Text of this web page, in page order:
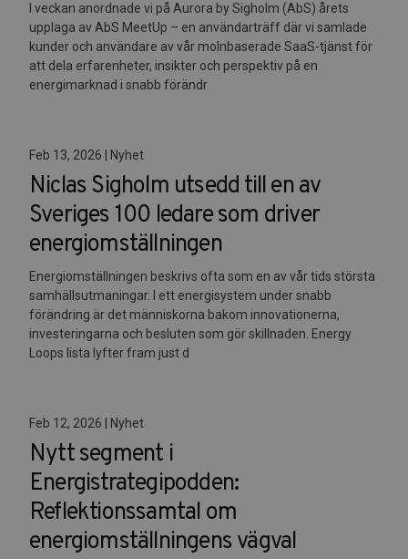
I veckan anordnade vi på Aurora by Sigholm (AbS) årets
upplaga av AbS MeetUp – en användarträff där vi samlade
kunder och användare av vår molnbaserade SaaS-tjänst för
att dela erfarenheter, insikter och perspektiv på en
energimarknad i snabb förändr
Feb 13, 2026 | Nyhet
Niclas Sigholm utsedd till en av
Sveriges 100 ledare som driver
energiomställningen
Energiomställningen beskrivs ofta som en av vår tids största
samhällsutmaningar. I ett energisystem under snabb
förändring är det människorna bakom innovationerna,
investeringarna och besluten som gör skillnaden. Energy
Loops lista lyfter fram just d
Feb 12, 2026 | Nyhet
Nytt segment i
Energistrategipodden:
Reflektionssamtal om
energiomställningens vägval